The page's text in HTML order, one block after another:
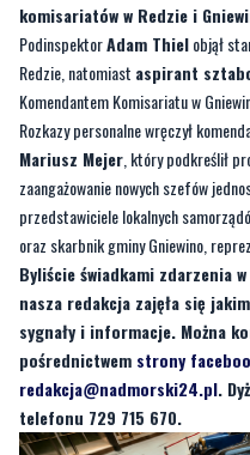
Komendantem Komisariatu w
Rozkazy personalne wręczył
Mariusz Mejer, który podkreślił
zaangażowanie nowych szefów
przedstawiciele lokalnych
oraz skarbnik gminy Gniewino,
Byliście świadkami zdarzenia
nasza redakcja zajęła się
sygnały i informacje. Można
pośrednictwemstrony
redakcja@nadmorski24.pl.
telefonu 729 715 670.